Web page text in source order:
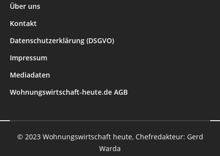
Über uns
Kontakt
Datenschutzerklärung (DSGVO)
Impressum
Mediadaten
Wohnungswirtschaft-heute.de AGB
© 2023 Wohnungswirtschaft heute, Chefredakteur: Gerd
Warda